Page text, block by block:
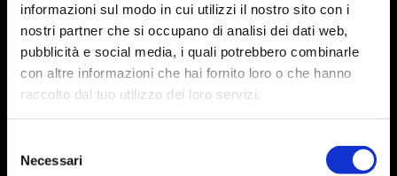
informazioni sul modo in cui utilizzi il nostro sito con i
nostri partner che si occupano di analisi dei dati web,
pubblicità e social media, i quali potrebbero combinarle
con altre informazioni che hai fornito loro o che hanno
raccolto dal tuo utilizzo dei loro servizi.
delNecessari
Subscribe to our newsletter
processing policy